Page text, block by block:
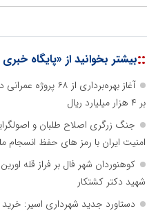
::بیشتر بخوانید از «پایگاه
آغاز بهره‌برداری از ۶۸
بر ۴ هزار میلیارد ریال
جنگ زرگری اصلاح طلبان و
امنیت ایران با رمز های حفظ انسجام
کوهنوردان شهر فال بر فراز قله
شهید دکتر کشتکار
دستاورد جدید شهرداری اسیر: خرید